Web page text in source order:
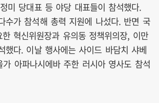
미 당대표 등 야당 대표들이 참석했다.
수가 참석해 총력 지원에 나섰다. 반면 국
혁신위원장과 유의동 정책위의장, 이만
했다. 이날 행사에는 사이드 바담치 샤베
아파나시에바 주한 러시아 영사도 참석